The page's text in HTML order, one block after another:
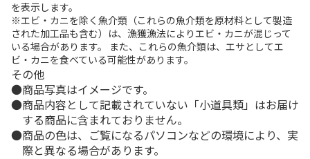
を表示します。
※エビ・カニを除く魚介類（これらの魚介類を原材料として製造
された加工品も含む）は、漁獲漁法によりエビ・カニが混じって
いる場合があります。 また、これらの魚介類は、エサとしてエ
ビ・カニを食べている可能性があります。
その他
商品写真はイメージです。
商品内容として記載されていない「小道具類」はお届け
する商品に含まれておりません。
商品の色は、ご覧になるパソコンなどの環境により、実
際と異なる場合があります。